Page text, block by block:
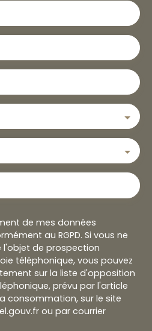
de mes données
au RGPD. Si vous ne
l'objet de prospection
téléphonique, vous pouvez
sur la liste d'opposition
prévu par l'article
consommation, sur le site
ou par courrier